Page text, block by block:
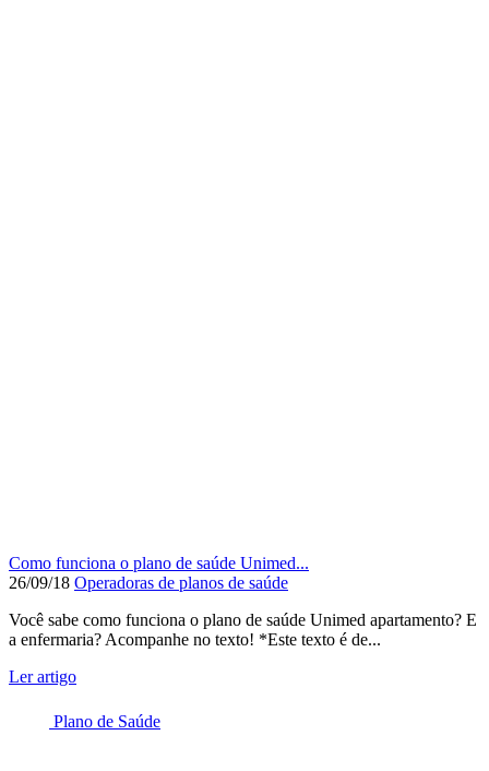
Como funciona o plano de saúde Unimed...
26/09/18 Operadoras de planos de saúde
Você sabe como funciona o plano de saúde Unimed apartamento? E
a enfermaria? Acompanhe no texto! *Este texto é de...
Ler artigo
Plano de Saúde